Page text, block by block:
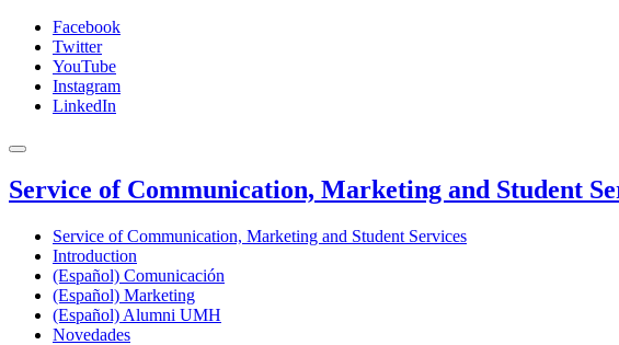
Facebook
Twitter
YouTube
Instagram
LinkedIn
Service of Communication, Marketing and Student
Service of Communication, Marketing and Student Services
Introduction
(Español) Comunicación
(Español) Marketing
(Español) Alumni UMH
Novedades